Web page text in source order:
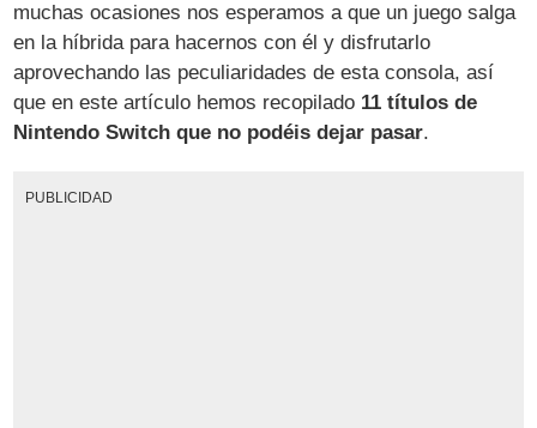
muchas ocasiones nos esperamos a que un juego salga
en la híbrida para hacernos con él y disfrutarlo
aprovechando las peculiaridades de esta consola, así
que en este artículo hemos recopilado 11 títulos de
Nintendo Switch que no podéis dejar pasar.
PUBLICIDAD